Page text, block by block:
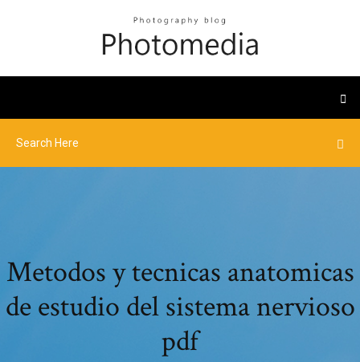
Metodos y tecnicas anatomicas
de estudio del sistema nervioso
pdf